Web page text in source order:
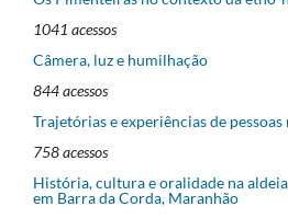
1041 acessos
Câmera, luz e humilhação
844 acessos
Trajetórias e experiências de
758 acessos
História, cultura e oralidade na
em Barra da Corda, Maranhão